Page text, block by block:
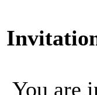
You are